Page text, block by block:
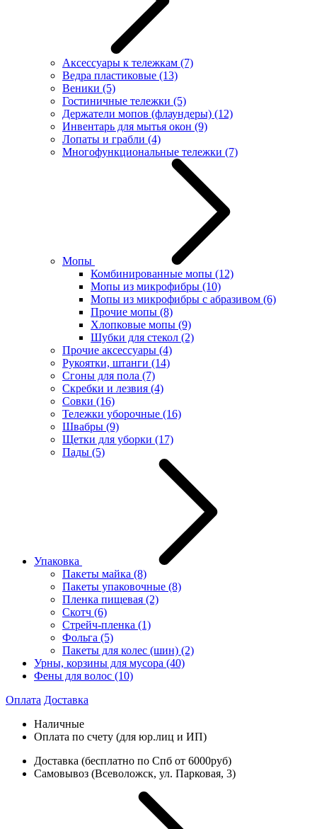
Аксессуары к тележкам (7)
Ведра пластиковые (13)
Веники (5)
Гостиничные тележки (5)
Держатели мопов (флаундеры) (12)
Инвентарь для мытья окон (9)
Лопаты и грабли (4)
Многофункциональные тележки (7)
Мопы
Комбинированные мопы (12)
Мопы из микрофибры (10)
Мопы из микрофибры с абразивом (6)
Прочие мопы (8)
Хлопковые мопы (9)
Шубки для стекол (2)
Прочие аксессуары (4)
Рукоятки, штанги (14)
Сгоны для пола (7)
Скребки и лезвия (4)
Совки (16)
Тележки уборочные (16)
Швабры (9)
Щетки для уборки (17)
Пады (5)
Упаковка
Пакеты майка (8)
Пакеты упаковочные (8)
Пленка пищевая (2)
Скотч (6)
Стрейч-пленка (1)
Фольга (5)
Пакеты для колес (шин) (2)
Урны, корзины для мусора (40)
Фены для волос (10)
Оплата Доставка
Наличные
Оплата по счету (для юр.лиц и ИП)
Доставка (бесплатно по Спб от 6000руб)
Самовывоз (Всеволожск, ул. Парковая, 3)